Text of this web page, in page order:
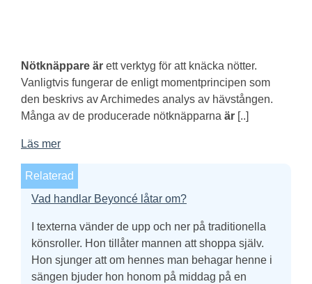
Nötknäppare är ett verktyg för att knäcka nötter.
Vanligtvis fungerar de enligt momentprincipen som
den beskrivs av Archimedes analys av hävstången.
Många av de producerade nötknäpparna är [..]
Läs mer
Relaterad
Vad handlar Beyoncé låtar om?
I texterna vänder de upp och ner på traditionella
könsroller. Hon tillåter mannen att shoppa själv.
Hon sjunger att om hennes man behagar henne i
sängen bjuder hon honom på middag på en